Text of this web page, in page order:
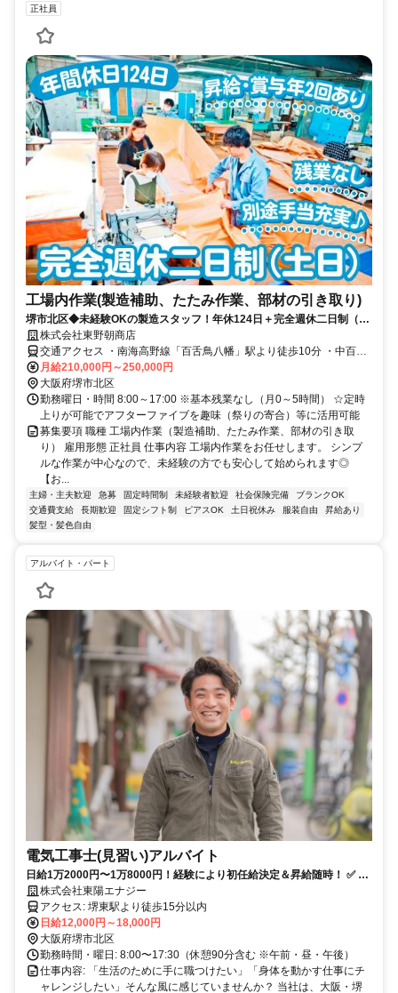
正社員
工場内作業(製造補助、たたみ作業、部材の引き取り)
堺市北区◆未経験OKの製造スタッフ！年休124日＋完全週休二日制（土
日）◎昇給、賞与年2回あり♪
株式会社東野朝商店
交通アクセス ・南海高野線「百舌鳥八幡」駅より徒歩10分 ・中百舌
鳥（なかもず）」駅より徒歩12分 （南海高野線・大阪メトロ御堂筋
線・泉北高速鉄道）
月給210,000円～250,000円
大阪府堺市北区
勤務曜日・時間 8:00～17:00 ※基本残業なし（月0～5時間） ☆定時
上りが可能でアフターファイブを趣味（祭りの寄合）等に活用可能
募集要項 職種 工場内作業（製造補助、たたみ作業、部材の引き取
り） 雇用形態 正社員 仕事内容 工場内作業をお任せします。 シンプ
ルな作業が中心なので、未経験の方でも安心して始められます◎
【お...
主婦・主夫歓迎 急募 固定時間制 未経験者歓迎 社会保険完備
ブランクOK
交通費支給
長期歓迎 固定シフト制 ピアスOK 土日祝休み 服装自由
昇給あり
髪型・髪色自由
アルバイト・パート
電気工事士(見習い)アルバイト
日給1万2000円〜1万8000円！経験により初任給決定＆昇給随時！ ✅️ 学
歴不問！中卒・高卒可 ✅️ 未経験から電気工事士のプロに ✅️ 代表が丁寧
に指導！
株式会社東陽エナジー
アクセス: 堺東駅より徒歩15分以内
日給12,000円～18,000円
大阪府堺市北区
勤務時間・曜日: 8:00〜17:30（休憩90分含む ※午前・昼・午後）
仕事内容: 「生活のために手に職つけたい」「身体を動かす仕事にチ
ャレンジしたい」そんな風に感じていませんか？ 当社は、大阪・堺